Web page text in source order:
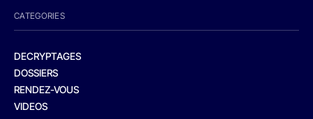
CATEGORIES
DECRYPTAGES
DOSSIERS
RENDEZ-VOUS
VIDEOS